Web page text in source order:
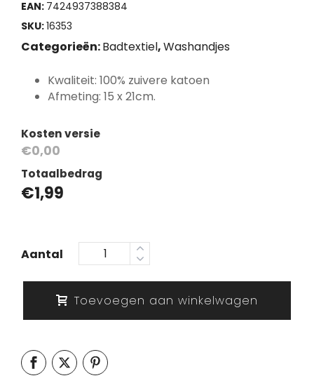
EAN: 7424937388384
SKU:16353
Categorieën:Badtextiel,Washandjes
Kwaliteit: 100% zuivere katoen
Afmeting: 15 x 21cm.
Kosten versie
€0,00
Totaalbedrag
€1,99
Aantal
Toevoegen aan winkelwagen